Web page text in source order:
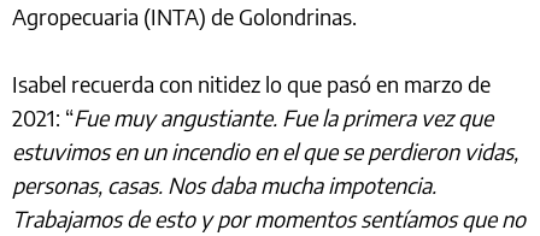
Agropecuaria (INTA) de Golondrinas.
Isabel recuerda con nitidez lo que pasó en marzo de
2021: “Fue muy angustiante. Fue la primera vez que
estuvimos en un incendio en el que se perdieron vidas,
personas, casas. Nos daba mucha impotencia.
Trabajamos de esto y por momentos sentíamos que no